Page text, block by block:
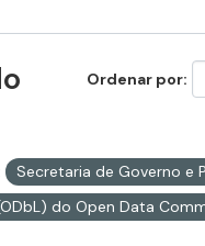
Ordenar por
Secretaria de Governo e
do Open Data